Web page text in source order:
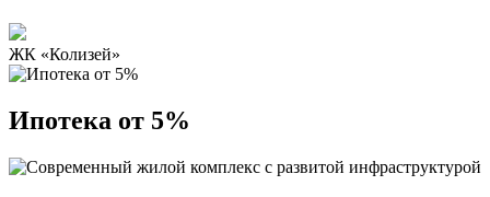
ЖК «Колизей»
Ипотека от 5%